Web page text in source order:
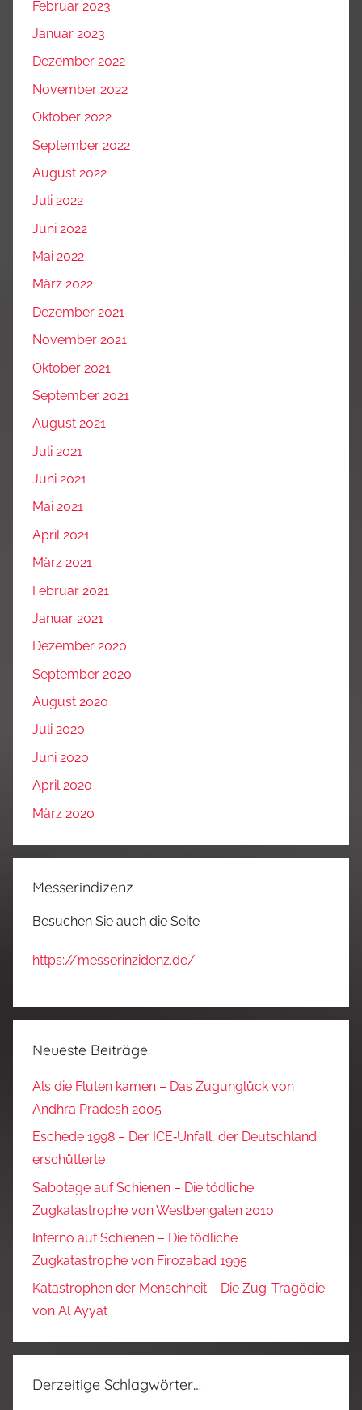
Februar 2023
Januar 2023
Dezember 2022
November 2022
Oktober 2022
September 2022
August 2022
Juli 2022
Juni 2022
Mai 2022
März 2022
Dezember 2021
November 2021
Oktober 2021
September 2021
August 2021
Juli 2021
Juni 2021
Mai 2021
April 2021
März 2021
Februar 2021
Januar 2021
Dezember 2020
September 2020
August 2020
Juli 2020
Juni 2020
April 2020
März 2020
Messerindizenz
Besuchen Sie auch die Seite
https://messerinzidenz.de/
Neueste Beiträge
Als die Fluten kamen – Das Zugunglück von
Andhra Pradesh 2005
Eschede 1998 – Der ICE‑Unfall, der Deutschland
erschütterte
Sabotage auf Schienen – Die tödliche
Zugkatastrophe von Westbengalen 2010
Inferno auf Schienen – Die tödliche
Zugkatastrophe von Firozabad 1995
Katastrophen der Menschheit – Die Zug-Tragödie
von Al Ayyat
Derzeitige Schlagwörter…